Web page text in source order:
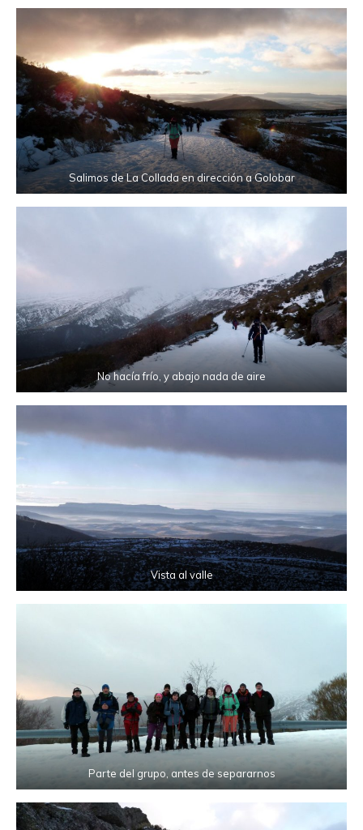
Salimos de La Collada en dirección a Golobar
No hacía frío, y abajo nada de aire
Vista al valle
Parte del grupo, antes de separarnos